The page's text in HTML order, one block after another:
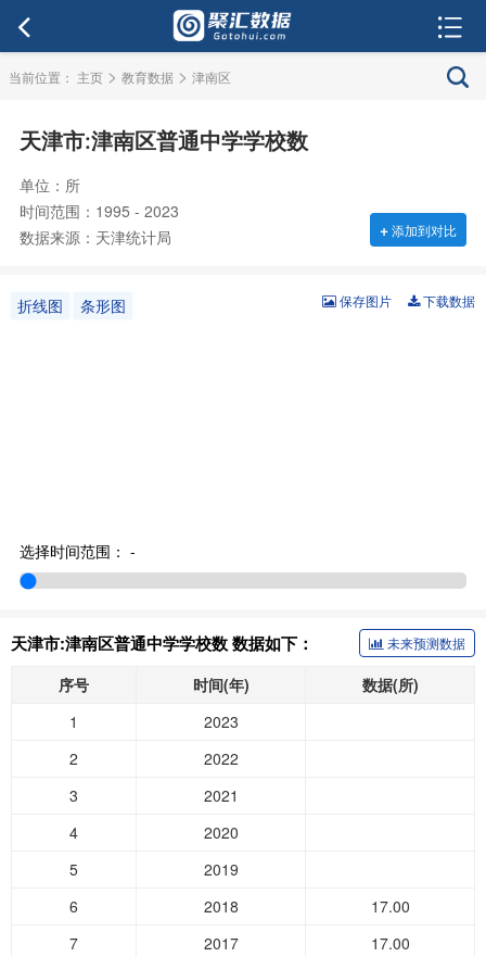
当前位置： 主页 > 教育数据 > 津南区
天津市:津南区普通中学学校数
单位：所
时间范围：1995 - 2023
数据来源：天津统计局
+添加到对比
折线图 条形图 下载数据
保存图片
选择时间范围： -
天津市:津南区普通中学学校数 数据如下： 未来预测数据
序号 时间(年)
数据(所)
1
2023
2
2022
3
2021
4
2020
5
2019
6
2018
17.00
7
2017
17.00